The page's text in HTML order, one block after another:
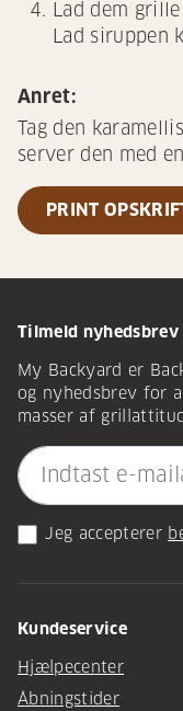
Lad dem
Lad siruppen
Anret:
Tag den
server den med
PRINT
Tilmeld nyhedsbrev
My Backyard er
og nyhedsbrev for
masser af
Jeg accepterer
Kundeservice
Hjælpecenter
Åbningstider